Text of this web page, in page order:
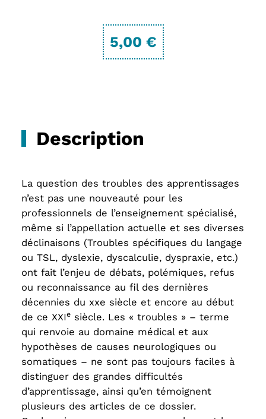
5,00 €
Description
La question des troubles des apprentissages
n’est pas une nouveauté pour les
professionnels de l’enseignement spécialisé,
même si l’appellation actuelle et ses diverses
déclinaisons (Troubles spécifiques du langage
ou TSL, dyslexie, dyscalculie, dyspraxie, etc.)
ont fait l’enjeu de débats, polémiques, refus
ou reconnaissance au fil des dernières
décennies du xxe siècle et encore au début
de ce XXIe siècle. Les « troubles » – terme
qui renvoie au domaine médical et aux
hypothèses de causes neurologiques ou
somatiques – ne sont pas toujours faciles à
distinguer des grandes difficultés
d’apprentissage, ainsi qu’en témoignent
plusieurs des articles de ce dossier.